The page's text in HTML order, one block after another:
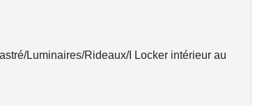
Luminaires/Rideaux/I Locker intérieur au